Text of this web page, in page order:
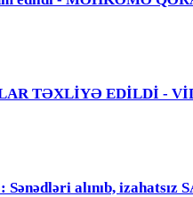
TƏXLİYƏ EDİLDİ -
alınıb,